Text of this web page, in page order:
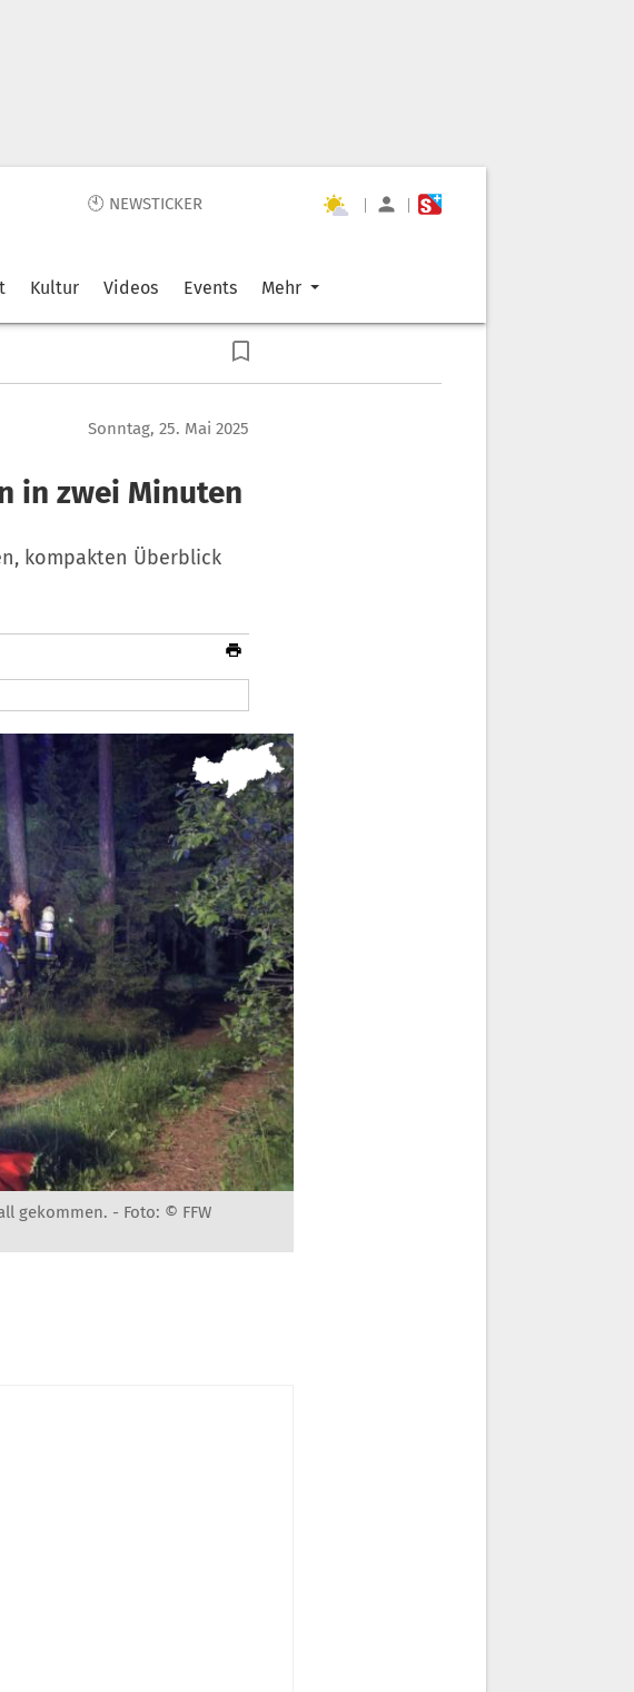
🕙 NEWSTICKER | |
Kultur Videos Events Mehr
Sonntag, 25. Mai 2025
in zwei Minuten
kompakten Überblick
gekommen. - Foto: © FFW